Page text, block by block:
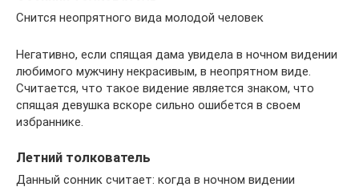
Снится неопрятного вида молодой человек
Негативно, если спящая дама увидела в ночном видении
любимого мужчину некрасивым, в неопрятном виде.
Считается, что такое видение является знаком, что
спящая девушка вскоре сильно ошибется в своем
избраннике.
Летний толкователь
Данный сонник считает: когда в ночном видении